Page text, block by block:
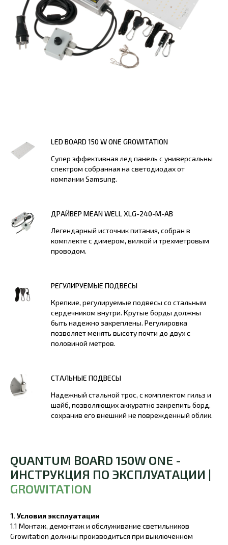
LED BOARD 150 W ONE GROWITATION
Супер эффективная лед панель с универсальны
спектром собранная на светодиодах от
компании Samsung.
ДРАЙВЕР MEAN WELL XLG-240-M-AB
Легендарный источник питания, собран в
комплекте с димером, вилкой и трехметровым
проводом.
РЕГУЛИРУЕМЫЕ ПОДВЕСЫ
Крепкие, регулируемые подвесы со стальным
сердечником внутри. Крутые борды должны
быть надежно закреплены. Регулировка
позволяет менять высоту почти до двух с
половиной метров.
СТАЛЬНЫЕ ПОДВЕСЫ
Надежный стальной трос, с комплектом гильз и
шайб, позволяющих аккуратно закрепить борд,
сохранив его внешний не поврежденный облик.
QUANTUM BOARD 150W ONE -
ИНСТРУКЦИЯ ПО ЭКСПЛУАТАЦИИ |
GROWITATION
1. Условия эксплуатации
1.1 Монтаж, демонтаж и обслуживание светильников
Growitation должны производиться при выключенном